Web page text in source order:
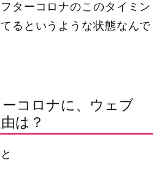
ターコロナのこのタイミン
るというような状態なんで
コロナに、ウェブ
は？